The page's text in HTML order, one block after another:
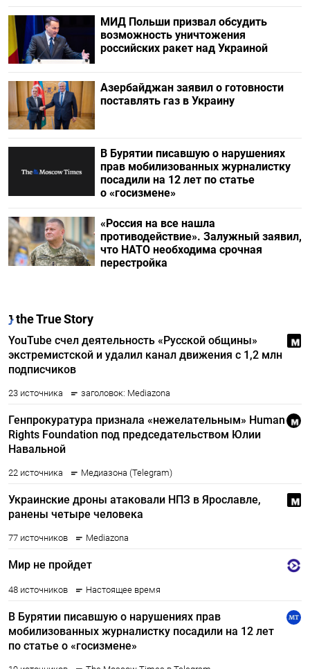
МИД Польши призвал обсудить
возможность уничтожения
российских ракет над Украиной
Азербайджан заявил о готовности
поставлять газ в Украину
В Бурятии писавшую о нарушениях
прав мобилизованных журналистку
посадили на 12 лет по статье
о «госизмене»
«Россия на все нашла
противодействие». Залужный заявил,
что НАТО необходима срочная
перестройка